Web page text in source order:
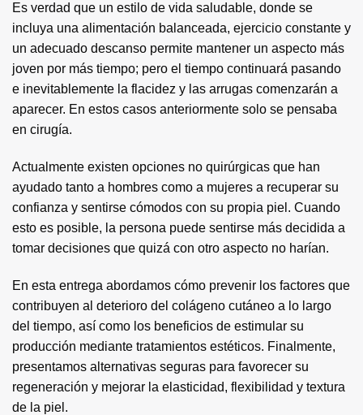
Es verdad que un estilo de vida saludable, donde se
incluya una alimentación balanceada, ejercicio constante y
un adecuado descanso permite mantener un aspecto más
joven por más tiempo; pero el tiempo continuará pasando
e inevitablemente la flacidez y las arrugas comenzarán a
aparecer. En estos casos anteriormente solo se pensaba
en cirugía.
Actualmente existen opciones no quirúrgicas que han
ayudado tanto a hombres como a mujeres a recuperar su
confianza y sentirse cómodos con su propia piel. Cuando
esto es posible, la persona puede sentirse más decidida a
tomar decisiones que quizá con otro aspecto no harían.
En esta entrega abordamos cómo prevenir los factores que
contribuyen al deterioro del colágeno cutáneo a lo largo
del tiempo, así como los beneficios de estimular su
producción mediante tratamientos estéticos. Finalmente,
presentamos alternativas seguras para favorecer su
regeneración y mejorar la elasticidad, flexibilidad y textura
de la piel.